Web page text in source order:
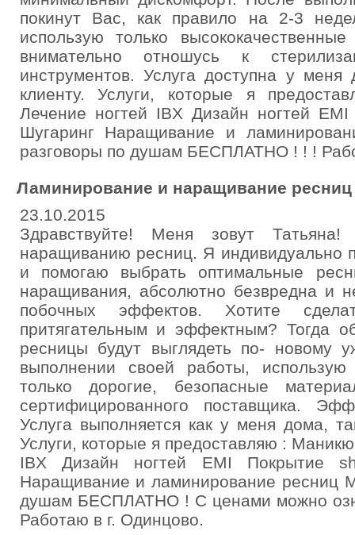
покинут Вас, как правило на 2-3
использую только
внимательно отношусь к
инструментов. Услуга доступна у
клиенту. Услуги, которые я
Лечение ногтей IBX Дизайн ногтей
Шугаринг Наращивание и
разговоры по душам БЕСПЛАТНО ! ! !
Ламинирование и наращивание ресниц
23.10.2015
Здравствуйте! Меня зовут
наращиванию ресниц. Я индивидуально
и помогаю выбрать оптимальные
наращивания, абсолютно безвредна и
побочных эффектов. Хотите
притягательным и эффектным? Тогда
ресницы будут выглядеть по- новому
выполнении своей работы,
только дорогие, безопасные
сертифицированного поставщика.
Услуга выполняется как у меня дома,
Услуги, которые я предоставляю :
IBX Дизайн ногтей EMI Покрытие
Наращивание и ламинирование ресниц
душам БЕСПЛАТНО ! С ценами можно
Работаю в г. Одинцово.